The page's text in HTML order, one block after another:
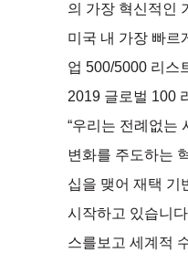
의 가장 혁신적인
미국 내 가장 빠르
업 500/5000 리스
2019 글로벌 100
“우리는 전례없는
변화를 주도하는
십을 맺어 재택 기
시작하고 있습니
스를보고 세계적